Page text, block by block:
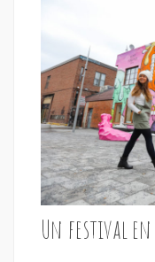
Un festival